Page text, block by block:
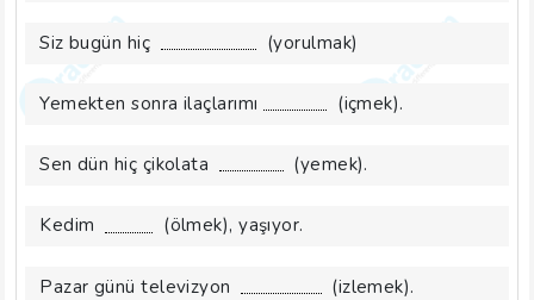
Siz bugün hiç (yorulmak)
Yemekten sonra ilaçlarımı (içmek).
Sen dün hiç çikolata (yemek).
Kedim (ölmek), yaşıyor.
Pazar günü televizyon (izlemek).